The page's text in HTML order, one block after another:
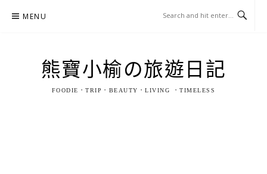
MENU
熊寶小榆の旅遊日記
FOODIE．TRIP．BEAUTY．LIVING ．TIMELESS